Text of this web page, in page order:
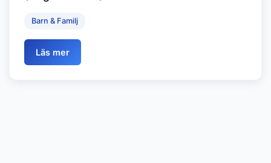
Barn & Familj
Läs mer